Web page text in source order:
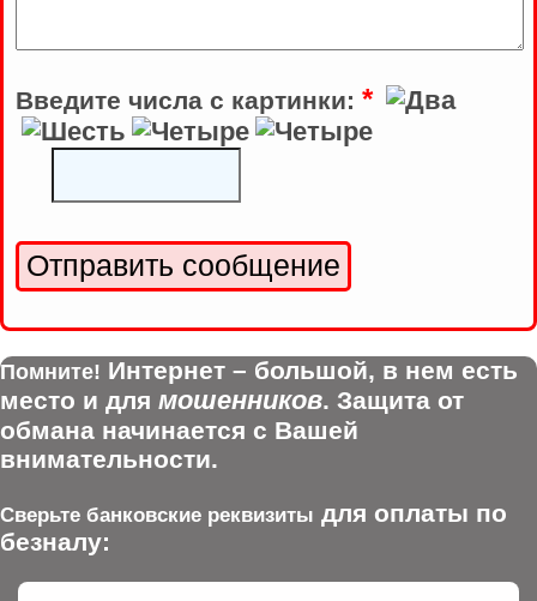
Введите числа с картинки: *
Помните! Интернет – большой, в нем есть
место и для мошенников. Защита от
обмана начинается с Вашей
внимательности.
Сверьте банковские реквизиты для оплаты по
безналу: